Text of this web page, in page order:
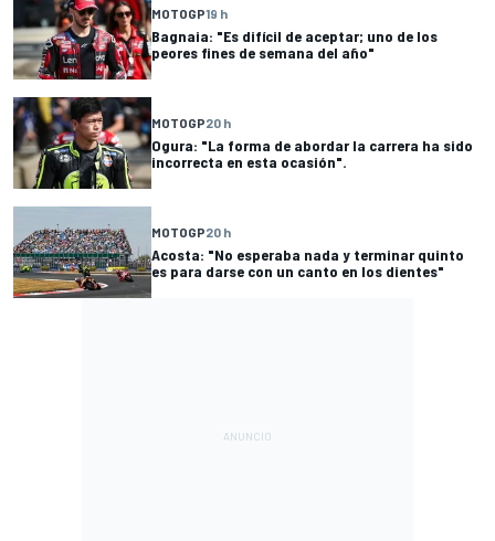
MOTOGP19 h
Bagnaia: "Es difícil de aceptar; uno de los
peores fines de semana del año"
MOTOGP20 h
Ogura: "La forma de abordar la carrera ha sido
incorrecta en esta ocasión".
MOTOGP20 h
Acosta: "No esperaba nada y terminar quinto
es para darse con un canto en los dientes"